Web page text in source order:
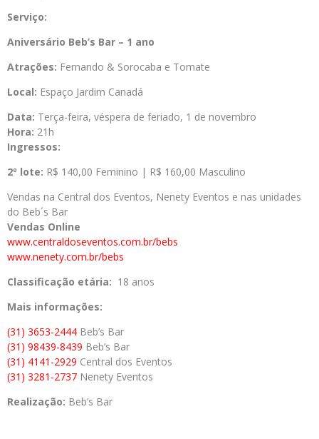
Serviço:
Aniversário Beb’s Bar – 1 ano
Atrações: Fernando & Sorocaba e Tomate
Local: Espaço Jardim Canadá
Data: Terça-feira, véspera de feriado, 1 de novembro
Hora: 21h
Ingressos:
2º lote: R$ 140,00 Feminino | R$ 160,00 Masculino
Vendas na Central dos Eventos, Nenety Eventos e nas unidades
do Beb´s Bar
Vendas Online
www.centraldoseventos.com.br/bebs
www.nenety.com.br/bebs
Classificação etária: 18 anos
Mais informações:
(31) 3653-2444 Beb’s Bar
(31) 98439-8439 Beb’s Bar
(31) 4141-2929 Central dos Eventos
(31) 3281-2737 Nenety Eventos
Realização: Beb’s Bar